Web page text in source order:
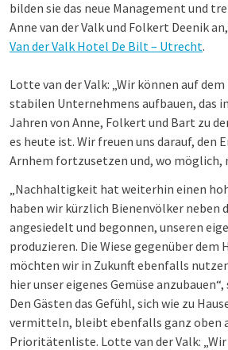
bilden sie das neue Management und
Anne van der Valk und Folkert Deenik
Van der Valk Hotel De Bilt – Utrecht.
Lotte van der Valk: „Wir können auf
stabilen Unternehmens aufbauen, das
Jahren von Anne, Folkert und Bart zu
es heute ist. Wir freuen uns darauf, den
Arnhem fortzusetzen und, wo möglich,
„Nachhaltigkeit hat weiterhin einen
haben wir kürzlich Bienenvölker neben
angesiedelt und begonnen, unseren
produzieren. Die Wiese gegenüber dem
möchten wir in Zukunft ebenfalls
hier unser eigenes Gemüse
Den Gästen das Gefühl, sich wie zu
vermitteln, bleibt ebenfalls ganz oben
Prioritätenliste. Lotte van der Valk: